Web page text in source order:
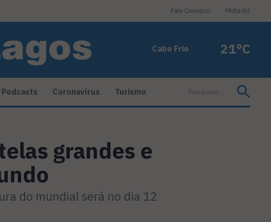
Fale Conosco Midia Kit
Cabo Frio 21°C
Podcasts Coronavírus Turismo
grandes e
do mundial será no dia 12